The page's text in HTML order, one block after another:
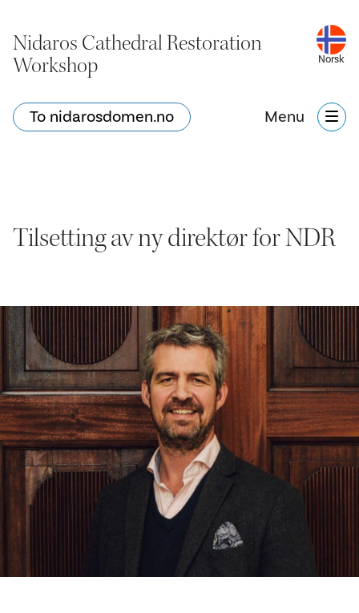
Nidaros Cathedral Restoration
Workshop
Norsk
To nidarosdomen.no Menu
Tilsetting av ny direktør for NDR